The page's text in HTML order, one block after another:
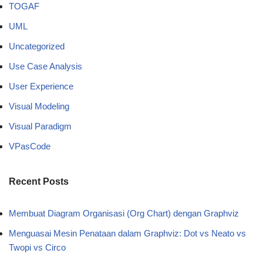
TOGAF
UML
Uncategorized
Use Case Analysis
User Experience
Visual Modeling
Visual Paradigm
VPasCode
Recent Posts
Membuat Diagram Organisasi (Org Chart) dengan Graphviz
Menguasai Mesin Penataan dalam Graphviz: Dot vs Neato vs
Twopi vs Circo